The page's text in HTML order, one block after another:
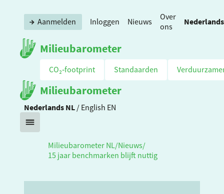
Milieubarometer
Aanmelden Inloggen Nieuws
Over
ons
Nederlands
CO₂‑footprint Standaarden
Milieubarometer
Nederlands NL / English EN
Milieubarometer NL /Nieuws/
15 jaar benchmarken blijft nuttig